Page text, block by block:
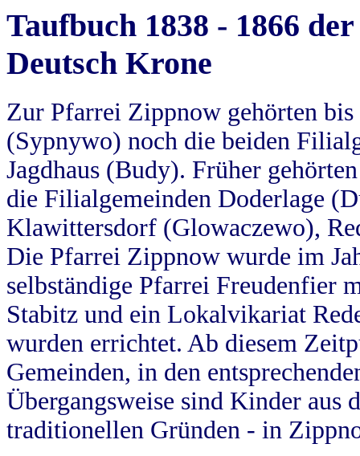
Taufbuch 1838 - 1866
Deutsch Krone
Zur Pfarrei Zippnow gehörten
(Sypnywo) noch die beiden
Jagdhaus (Budy). Früher
die Filialgemeinden Doderlage
Klawittersdorf (Glowaczewo),
Die Pfarrei Zippnow wurde im
selbständige Pfarrei Freudenfier
Stabitz und ein Lokalvikariat
wurden errichtet. Ab diesem
Gemeinden, in den
Übergangsweise sind Kinder aus
traditionellen Gründen - in